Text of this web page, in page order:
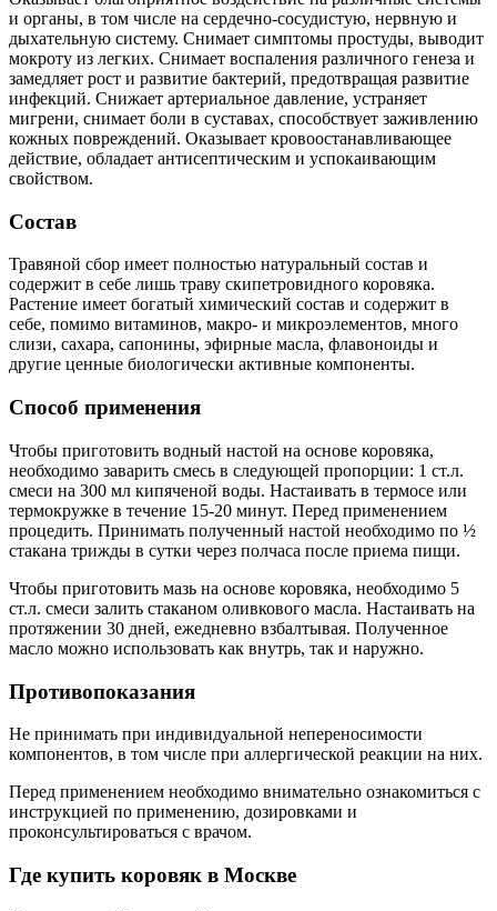
и органы, в том числе на сердечно-сосудистую, нервную и
дыхательную систему. Снимает симптомы простуды, выводит
мокроту из легких. Снимает воспаления различного генеза и
замедляет рост и развитие бактерий, предотвращая развитие
инфекций. Снижает артериальное давление, устраняет
мигрени, снимает боли в суставах, способствует заживлению
кожных повреждений. Оказывает кровоостанавливающее
действие, обладает антисептическим и успокаивающим
свойством.
Состав
Травяной сбор имеет полностью натуральный состав и
содержит в себе лишь траву скипетровидного коровяка.
Растение имеет богатый химический состав и содержит в
себе, помимо витаминов, макро- и микроэлементов, много
слизи, сахара, сапонины, эфирные масла, флавоноиды и
другие ценные биологически активные компоненты.
Способ применения
Чтобы приготовить водный настой на основе коровяка,
необходимо заварить смесь в следующей пропорции: 1 ст.л.
смеси на 300 мл кипяченой воды. Настаивать в термосе или
термокружке в течение 15-20 минут. Перед применением
процедить. Принимать полученный настой необходимо по ½
стакана трижды в сутки через полчаса после приема пищи.
Чтобы приготовить мазь на основе коровяка, необходимо 5
ст.л. смеси залить стаканом оливкового масла. Настаивать на
протяжении 30 дней, ежедневно взбалтывая. Полученное
масло можно использовать как внутрь, так и наружно.
Противопоказания
Не принимать при индивидуальной непереносимости
компонентов, в том числе при аллергической реакции на них.
Перед применением необходимо внимательно ознакомиться с
инструкцией по применению, дозировками и
проконсультироваться с врачом.
Где купить коровяк в Москве